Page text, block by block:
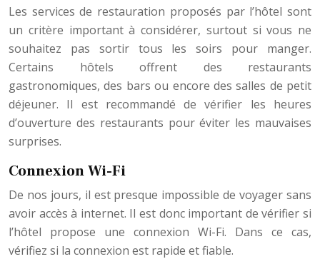
Les services de restauration proposés par l’hôtel sont
un critère important à considérer, surtout si vous ne
souhaitez pas sortir tous les soirs pour manger.
Certains hôtels offrent des restaurants
gastronomiques, des bars ou encore des salles de petit
déjeuner. Il est recommandé de vérifier les heures
d’ouverture des restaurants pour éviter les mauvaises
surprises.
Connexion Wi-Fi
De nos jours, il est presque impossible de voyager sans
avoir accès à internet. Il est donc important de vérifier si
l’hôtel propose une connexion Wi-Fi. Dans ce cas,
vérifiez si la connexion est rapide et fiable.